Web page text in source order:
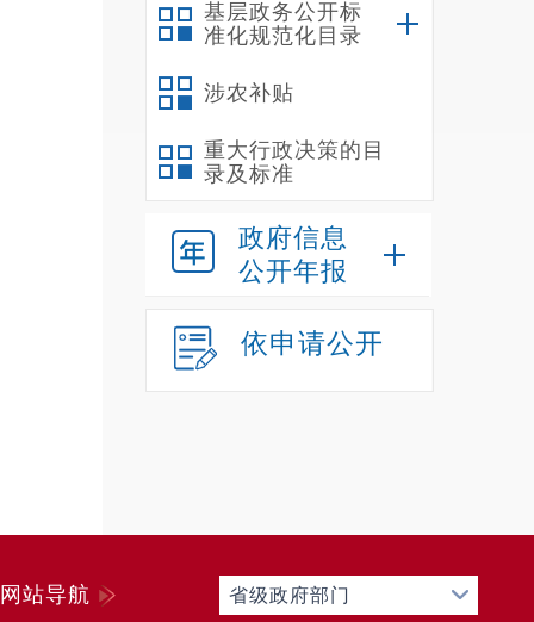
基层政务公开标
准化规范化目录
涉农补贴
重大行政决策的目
录及标准
政府信息
公开年报
依申请公开
网站导航 省级政府部门